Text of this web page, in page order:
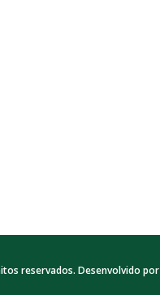
reservados. Desenvolvido por